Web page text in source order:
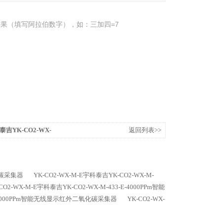
（填写阿拉伯数字），如：三加四=7
吉YK-CO2-WX-
返回列表>>
采集器
YK-CO2-WX-M-E宇科泰吉YK-CO2-WX-M-
WX-M-E宇科泰吉YK-CO2-WX-M-433-E-4000PPm智能
智能无线显示红外二氧化碳采集器
YK-CO2-WX-